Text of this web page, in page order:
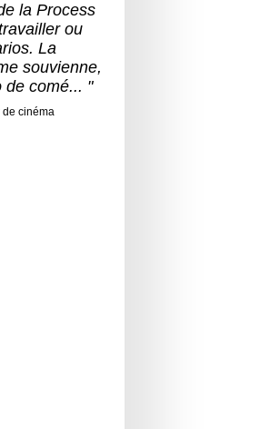
la Process
ou
La
souvienne,
de comé... "
de cinéma